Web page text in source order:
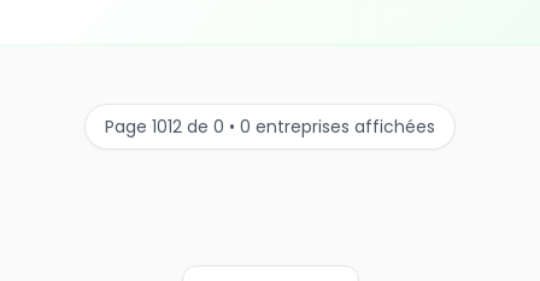
Page 1012 de 0 • 0 entreprises affichées